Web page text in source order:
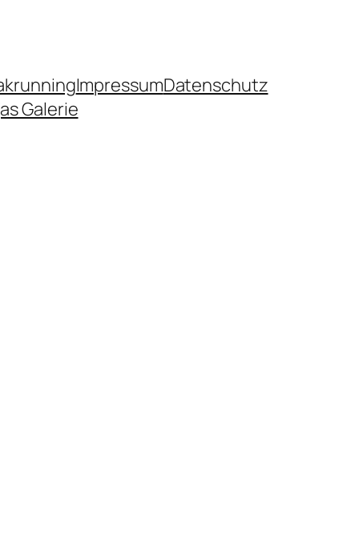
ImpressumDatenschutz
Galerie